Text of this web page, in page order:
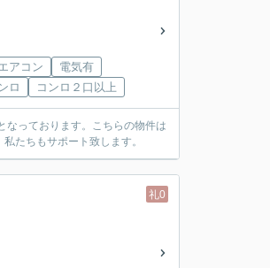
アコン
電気有
ロ コンロ２口以上
なっております。こちらの物件は
たちもサポート致します。
礼0